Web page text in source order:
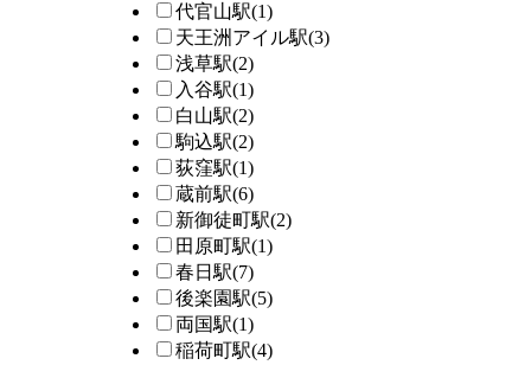
代官山駅(1)
天王洲アイル駅(3)
浅草駅(2)
入谷駅(1)
白山駅(2)
駒込駅(2)
荻窪駅(1)
蔵前駅(6)
新御徒町駅(2)
田原町駅(1)
春日駅(7)
後楽園駅(5)
両国駅(1)
稲荷町駅(4)